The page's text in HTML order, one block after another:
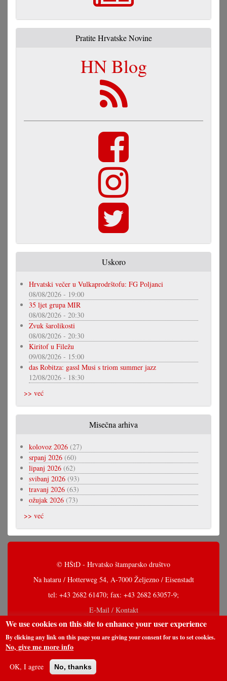
Pratite Hrvatske Novine
HN Blog
Uskoro
Hrvatski večer u Vulkaprodrštofu: FG Poljanci
08/08/2026 - 19:00
35 ljet grupa MIR
08/08/2026 - 20:30
Zvuk šarolikosti
08/08/2026 - 20:30
Kiritof u Filežu
09/08/2026 - 15:00
das Robitza: gassl Musi s triom summer jazz
12/08/2026 - 18:30
>> već
Misečna arhiva
kolovoz 2026 (27)
srpanj 2026 (60)
lipanj 2026 (62)
svibanj 2026 (93)
travanj 2026 (63)
ožujak 2026 (73)
>> već
© HŠtD - Hrvatsko štamparsko društvo
Na hataru / Hotterweg 54, A-7000 Željezno / Eisenstadt
tel: +43 2682 61470; fax: +43 2682 63057-9;
E-Mail / Kontakt
We use cookies on this site to enhance your user experience
By clicking any link on this page you are giving your consent for us to set cookies.
No, give me more info
OK, I agree No, thanks